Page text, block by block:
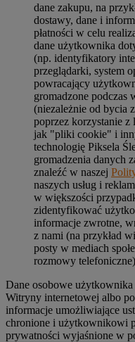
dane zakupu, na
dostawy, dane i
płatności w celu
dane użytkownika
(np. identyfikatory
przeglądarki, system
powracający
gromadzone
(niezależnie od bycia
poprzez korzystanie
jak "pliki cookie" i
technologię Piksela
gromadzenia danych
znaleźć w naszej
naszych usług i
w większości
zidentyfikować
informacje zwrotne,
z nami (na przykład
posty w mediach
rozmowy
Dane osobowe użytkownika
Witryny internetowej albo
informacje umożliwiające
chronione i użytkownikowi
prywatności wyjaśnione w